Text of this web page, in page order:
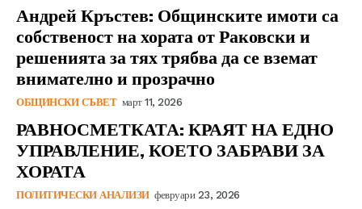
Андрей Кръстев: Общинските имоти са
собственост на хората от Раковски и
решенията за тях трябва да се вземат
внимателно и прозрачно
ОБЩИНСКИ СЪВЕТ март 11, 2026
РАВНОСМЕТКАТА: КРАЯТ НА ЕДНО
УПРАВЛЕНИЕ, КОЕТО ЗАБРАВИ ЗА
ХОРАТА
ПОЛИТИЧЕСКИ АНАЛИЗИ февруари 23, 2026